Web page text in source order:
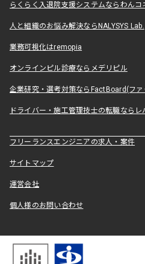
らくらく入退院支援システムならわんコ
人と組織のお悩み解決ならNALYSYS Lab.
業務可視化はremopia
オンラインピル診療ならメデリピル
企業研究・選考対策ならFactBoard(ファ
ドライバー・施工管理技士の転職ならレ
フリーランスエンジニアの求人・案件
サイトマップ
運営会社
個人様のお問い合わせ